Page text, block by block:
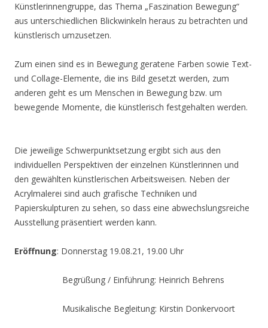
Künstlerinnengruppe, das Thema „Faszination Bewegung“
aus unterschiedlichen Blickwinkeln heraus zu betrachten und
künstlerisch umzusetzen.
Zum einen sind es in Bewegung geratene Farben sowie Text-
und Collage-Elemente, die ins Bild gesetzt werden, zum
anderen geht es um Menschen in Bewegung bzw. um
bewegende Momente, die künstlerisch festgehalten werden.
Die jeweilige Schwerpunktsetzung ergibt sich aus den
individuellen Perspektiven der einzelnen Künstlerinnen und
den gewählten künstlerischen Arbeitsweisen. Neben der
Acrylmalerei sind auch grafische Techniken und
Papierskulpturen zu sehen, so dass eine abwechslungsreiche
Ausstellung präsentiert werden kann.
Eröffnung: Donnerstag 19.08.21, 19.00 Uhr
Begrüßung / Einführung: Heinrich Behrens
Musikalische Begleitung: Kirstin Donkervoort